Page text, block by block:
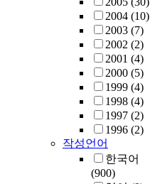
2004 (10)
2003 (7)
2002 (2)
2001 (4)
2000 (5)
1999 (4)
1998 (4)
1997 (2)
1996 (2)
작성언어
한국어
(900)